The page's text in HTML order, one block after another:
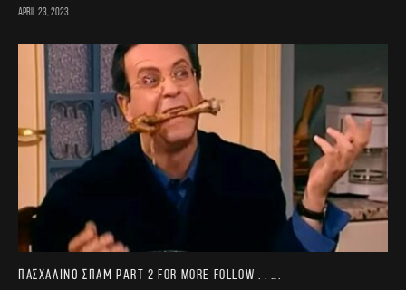
April 23, 2023
Πασχαλινό σπαμ part 2 For more follow . . ….